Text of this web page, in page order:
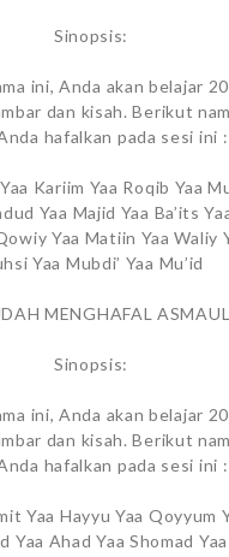
Sinopsis:
ini, Anda akan belajar
dan kisah. Berikut
hafalkan pada sesi ini :
Kariim Yaa Roqib Yaa
Yaa Majid Yaa Ba’its
Yaa Matiin Yaa Waliy
Yaa Mubdi’ Yaa Mu’id
MENGHAFAL
Sinopsis:
ini, Anda akan belajar
dan kisah. Berikut
hafalkan pada sesi ini :
Yaa Hayyu Yaa Qoyyum
Yaa Ahad Yaa Shomad